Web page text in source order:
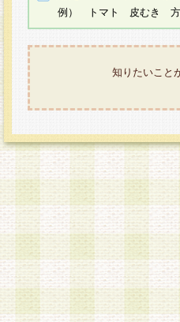
例） トマト 皮むき 方
知りたいこと